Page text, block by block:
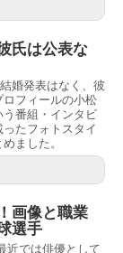
氏は公表な
婚発表はなく、彼
フィールの小松
番組・インタビ
たフォトスタイ
ました。
画像と職業
選手
近では俳優として